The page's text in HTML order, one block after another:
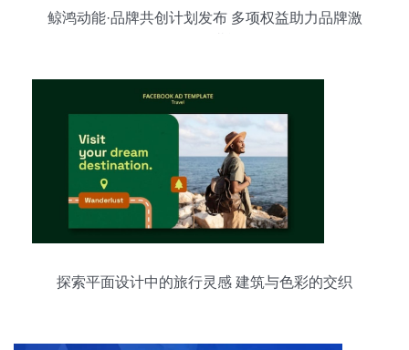
鲸鸿动能·品牌共创计划发布 多项权益助力品牌激
探索平面设计中的旅行灵感 建筑与色彩的交织